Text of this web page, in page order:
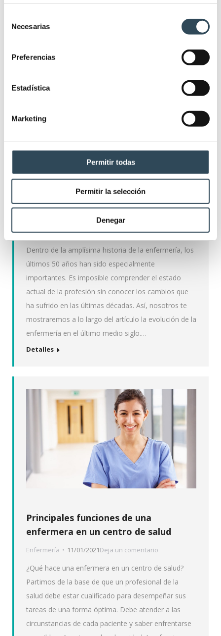
Necesarias
Preferencias
Estadística
Marketing
Permitir todas
Permitir la selección
Denegar
profesionales que colaboren…
Fechas clave de la evolución de la
Enfermería 18/01/2021Deja un comentario
Dentro de la amplísima historia de la enfermería, los
últimos 50 años han sido especialmente
importantes. Es imposible comprender el estado
actual de la profesión sin conocer los cambios que
ha sufrido en las últimas décadas. Así, nosotros te
mostraremos a lo largo del artículo la evolución de la
enfermería en el último medio siglo.…
Detalles
Principales funciones de una
enfermera en un centro de salud
Enfermería 11/01/2021Deja un comentario
¿Qué hace una enfermera en un centro de salud?
Partimos de la base de que un profesional de la
salud debe estar cualificado para desempeñar sus
tareas de una forma óptima. Debe atender a las
circunstancias de cada paciente y saber enfrentarse